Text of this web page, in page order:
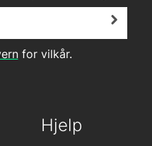
for vilkår.
Hjelp